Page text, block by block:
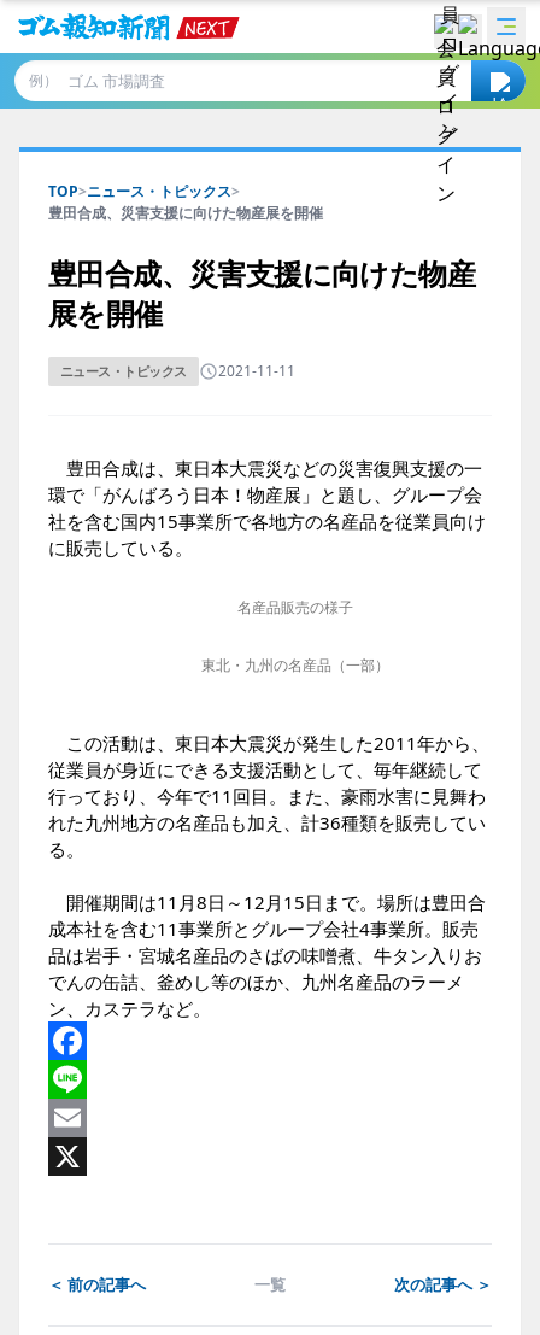
例）
TOP>ニュース・トピックス>
豊田合成、災害支援に向けた物産展を開催
豊田合成、災害支援に向けた物産
展を開催
ニュース・トピックス 2021-11-11
豊田合成は、東日本大震災などの災害復興支援の一
環で「がんばろう日本！物産展」と題し、グループ会
社を含む国内15事業所で各地方の名産品を従業員向け
に販売している。
名産品販売の様子
東北・九州の名産品（一部）
この活動は、東日本大震災が発生した2011年から、
従業員が身近にできる支援活動として、毎年継続して
行っており、今年で11回目。また、豪雨水害に見舞わ
れた九州地方の名産品も加え、計36種類を販売してい
る。
開催期間は11月8日～12月15日まで。場所は豊田合
成本社を含む11事業所とグループ会社4事業所。販売
品は岩手・宮城名産品のさばの味噌煮、牛タン入りお
でんの缶詰、釜めし等のほか、九州名産品のラーメ
ン、カステラなど。
Facebook
Line
Email
＜ 前の記事へ 一覧 次の記事へ ＞